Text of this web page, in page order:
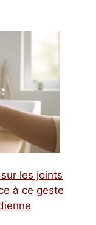
les joints
à ce geste